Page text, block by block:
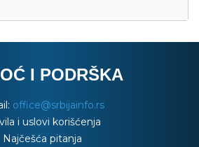
I PODRŠKA
office@srbijainfo.rs
i uslovi korišćenja
Najčešća pitanja